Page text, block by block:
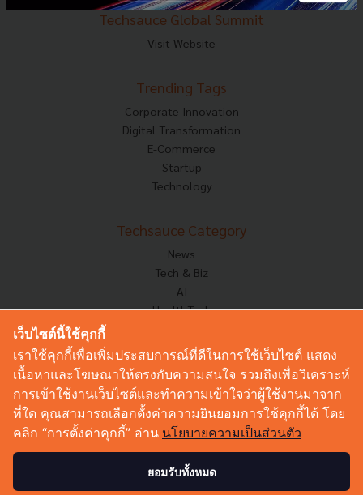
Techsauce Global Summit
Visit Website
Trending Tags
Corporate Innovation
Digital Transformation
E-Commerce
Startup
Technology
Techsauce Category
News
Tech & Biz
AI
HealthTech
Corp Innov
Saucy Thoughts
Sustainable
Videos
Podcast
เว็บไซต์นี้ใช้คุกกี้
เราใช้คุกกี้เพื่อเพิ่มประสบการณ์ที่ดีในการใช้เว็บไซต์ แสดง
เนื้อหาและโฆษณาให้ตรงกับความสนใจ รวมถึงเพื่อวิเคราะห์
การเข้าใช้งานเว็บไซต์และทำความเข้าใจว่าผู้ใช้งานมาจาก
ที่ใด คุณสามารถเลือกตั้งค่าความยินยอมการใช้คุกกี้ได้ โดย
คลิก “การตั้งค่าคุกกี้” อ่าน นโยบายความเป็นส่วนตัว
ยอมรับทั้งหมด